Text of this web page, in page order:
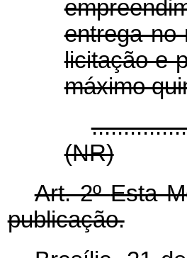
entrega no
licitação e
máximo
(NR)
Art. 2ºEsta
publicação.